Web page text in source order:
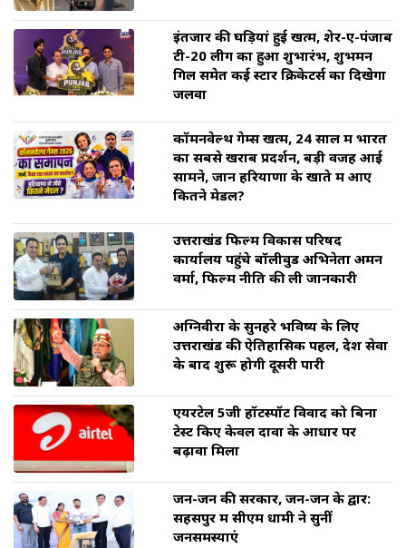
इंतजार की घड़ियां हुई खत्म, शेर-ए-पंजाब
टी-20 लीग का हुआ शुभारंभ, शुभमन
गिल समेत कई स्टार क्रिकेटर्स का दिखेगा
जलवा
कॉमनवेल्थ गेम्स खत्म, 24 साल में भारत
का सबसे खराब प्रदर्शन, बड़ी वजह आई
सामने, जानें हरियाणा के खाते में आए
कितने मेडल?
उत्तराखंड फिल्म विकास परिषद
कार्यालय पहुंचे बॉलीवुड अभिनेता अमन
वर्मा, फिल्म नीति की ली जानकारी
अग्निवीरों के सुनहरे भविष्य के लिए
उत्तराखंड की ऐतिहासिक पहल, देश सेवा
के बाद शुरू होगी दूसरी पारी
एयरटेल 5जी हॉटस्पॉट विवाद को बिना
टेस्ट किए केवल दावों के आधार पर
बढ़ावा मिला
जन-जन की सरकार, जन-जन के द्वार:
सहसपुर में सीएम धामी ने सुनीं
जनसमस्याएं